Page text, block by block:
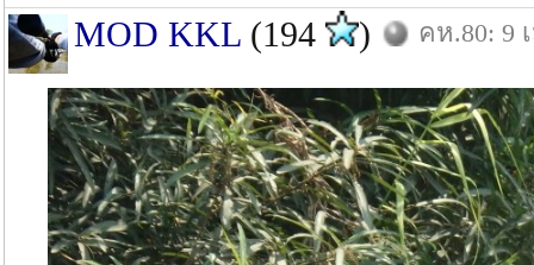
MOD KKL (194 ) คห.80: 9